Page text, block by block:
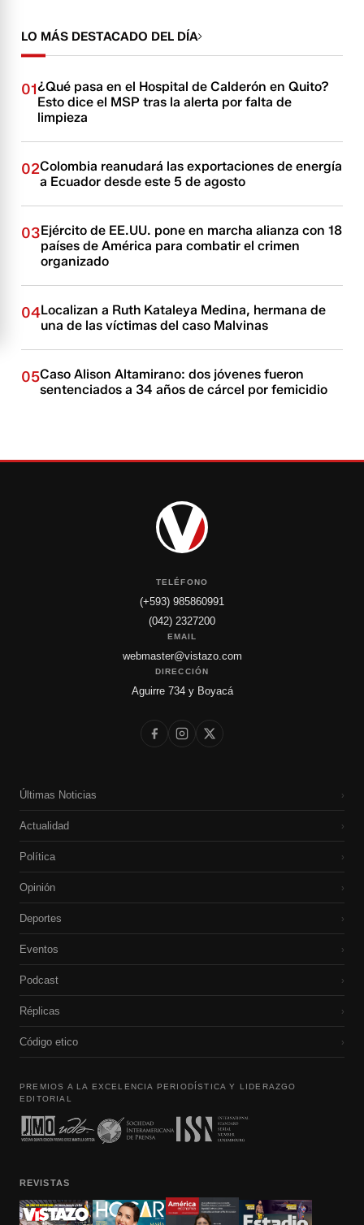
LO MÁS DESTACADO DEL DÍA
01¿Qué pasa en el Hospital de Calderón en Quito?
Esto dice el MSP tras la alerta por falta de
limpieza
02Colombia reanudará las exportaciones de energía
a Ecuador desde este 5 de agosto
03Ejército de EE.UU. pone en marcha alianza con 18
países de América para combatir el crimen
organizado
04Localizan a Ruth Kataleya Medina, hermana de
una de las víctimas del caso Malvinas
05Caso Alison Altamirano: dos jóvenes fueron
sentenciados a 34 años de cárcel por femicidio
TELÉFONO
(+593) 985860991
(042) 2327200
EMAIL
webmaster@vistazo.com
DIRECCIÓN
Aguirre 734 y Boyacá
Últimas Noticias ›
Actualidad ›
Política ›
Opinión ›
Deportes ›
Eventos ›
Podcast ›
Réplicas ›
Código etico ›
PREMIOS A LA EXCELENCIA PERIODÍSTICA Y LIDERAZGO
EDITORIAL
REVISTAS